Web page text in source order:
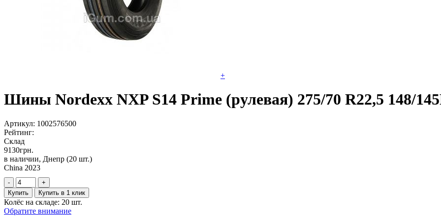
+
Шины Nordexx NXP S14 Prime (рулевая) 275/70 R22,5 148/
Артикул: 1002576500
Рейтинг:
Склад
9130грн.
в наличии, Днепр (20 шт.)
China 2023
-
+
Купить
Купить в 1 клик
Колёс на складе: 20 шт.
Обратите внимание